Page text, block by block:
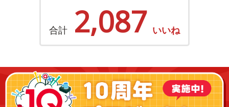
合計 2,087 いいね